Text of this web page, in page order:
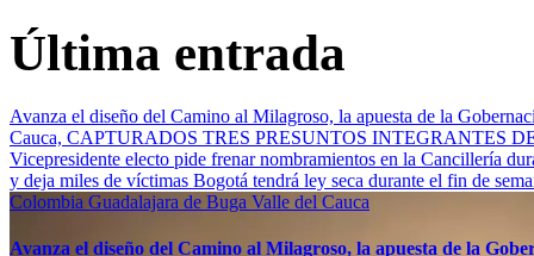
Última entrada
Avanza el diseño del Camino al Milagroso, la apuesta de la
Cauca, CAPTURADOS TRES PRESUNTOS INTEGRANTES
Vicepresidente electo pide frenar nombramientos en la Cancillería
y deja miles de víctimas Bogotá tendrá ley seca durante el fin de
Colombia Guadalajara de Buga Valle del Cauca
Avanza el diseño del Camino al Milagroso, la apuesta de la